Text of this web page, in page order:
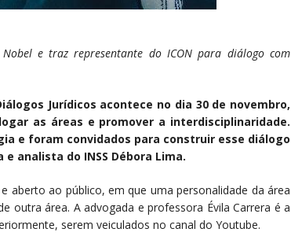
e traz representante do ICON para diálogo com
Jurídicos acontece no dia 30 de novembro,
as áreas e promover a interdisciplinaridade.
e foram convidados para construir esse diálogo
analista do INSS Débora Lima.
aberto ao público, em que uma personalidade da área
outra área. A advogada e professora Évila Carrera é a
serem veiculados no canal do Youtube.